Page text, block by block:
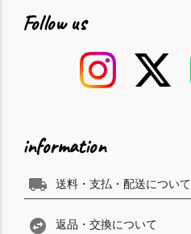
Follow us
information
local_shipping 送料・支払・配送について
swap_horizontal_circle 返品・交換について